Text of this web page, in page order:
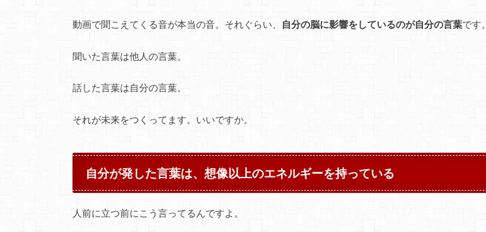
動画で聞こえてくる音が本当の音。それぐらい、 自分の脳に影響をしているのが自分の言葉です。
聞いた言葉は他人の言葉。
話した言葉は自分の言葉。
それが未来をつくってます。いいですか。
自分が発した言葉は、想像以上のエネルギーを持っている
人前に立つ前にこう言ってるんですよ。